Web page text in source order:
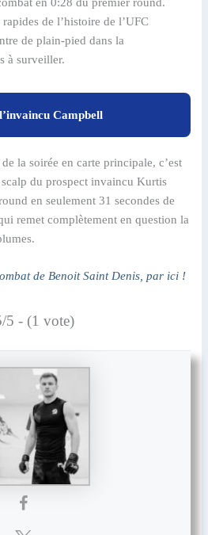
de l’histoire de l’UFC
de plain-pied dans la
à surveiller.
Campbell
la soirée en carte principale, c’est
du prospect invaincu Kurtis
en seulement 31 secondes de
remet complètement en question la
de Benoit Saint Denis, par ici !
5 - (1 vote)